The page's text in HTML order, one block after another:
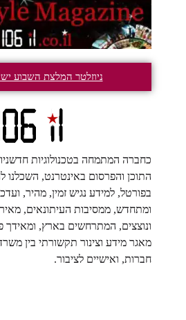
ניוזלטר המלצת השבוע
כחברה המתמחה בטכנולוגיות
התוכן והפרסום באינטרנט, השכלנו
בפורטל, למידע נגיש זמין, מהיר,
ומתחדש, ממסיבות העיתונאים,
ונוצצים, המתרחשים בארץ, ומאידך
מאגר מידע וצינור תקשורתי בין
חברות, ואישיים לציבור.